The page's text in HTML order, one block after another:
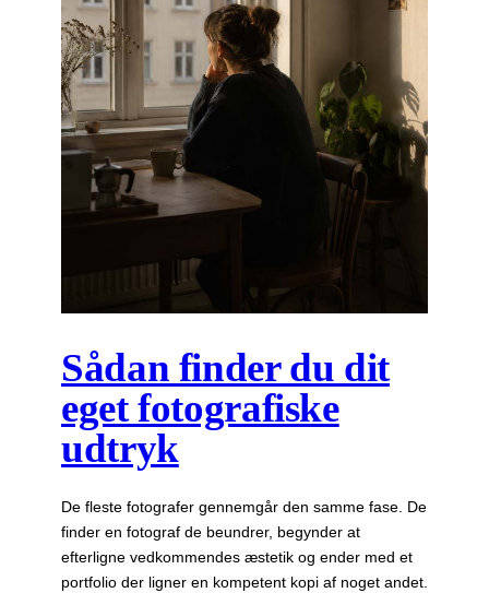
Sådan finder du dit
eget fotografiske
udtryk
De fleste fotografer gennemgår den samme fase. De
finder en fotograf de beundrer, begynder at
efterligne vedkommendes æstetik og ender med et
portfolio der ligner en kompetent kopi af noget andet.